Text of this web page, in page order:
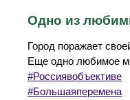
Одно из
Город поражает
Еще одно любимое
#Россиявобъективе
#Большаяперемена